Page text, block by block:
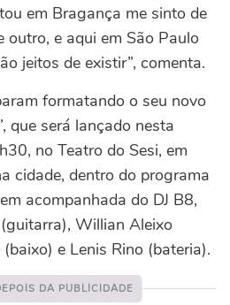
em Bragança me sinto de
outro, e aqui em São Paulo
jeitos de existir”, comenta.
formatando o seu novo
que será lançado nesta
no Teatro do Sesi, em
cidade, dentro do programa
acompanhada do DJ B8,
Willian Aleixo
e Lenis Rino (bateria).